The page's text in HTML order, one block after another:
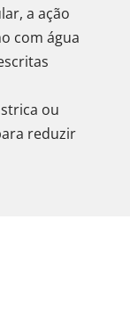
a ação
com água
ou
reduzir